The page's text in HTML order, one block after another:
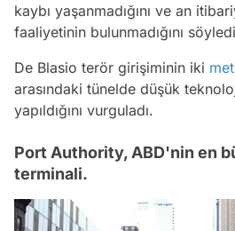
kaybı yaşanmadığını ve an
faaliyetinin bulunmadığını
De Blasio terör girişiminin iki
arasındaki tünelde düşük
yapıldığını vurguladı.
Port Authority, ABD'nin en
terminali.